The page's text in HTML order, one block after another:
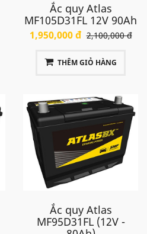
Ắc quy Atlas
MF105D31FL 12V 90Ah
1,950,000 đ 2,100,000 đ
THÊM GIỎ HÀNG
Ắc quy Atlas
MF95D31FL (12V -